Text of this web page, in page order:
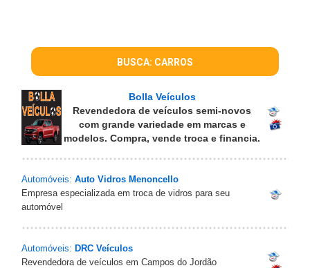
BUSCA: CARROS
Bolla Veículos
Revendedora de veículos semi-novos
com grande variedade em marcas e
modelos. Compra, vende troca e financia.
Automóveis: Auto Vidros Menoncello
Empresa especializada em troca de vidros para seu
automóvel
Automóveis: DRC Veículos
Revendedora de veículos em Campos do Jordão